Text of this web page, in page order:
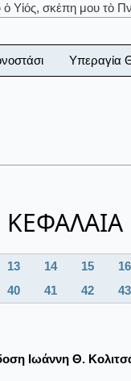
σκέπη μου τὸ
Υπεραγία
ΚΕΦΑΛΑΙΑ
13 14 15 16
40 41 42 43
Ιωάννη Θ.